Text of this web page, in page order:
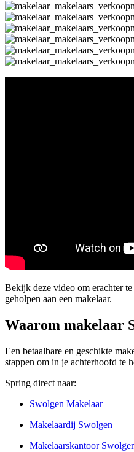
Bekijk deze video om erachter
geholpen aan een makelaar.
Waarom makelaar
Een betaalbare en geschikte
stappen om in je achterhoofd te
Spring direct naar:
Swolgen Makelaar
Makelaardij Swolgen
Makelaarskantoor